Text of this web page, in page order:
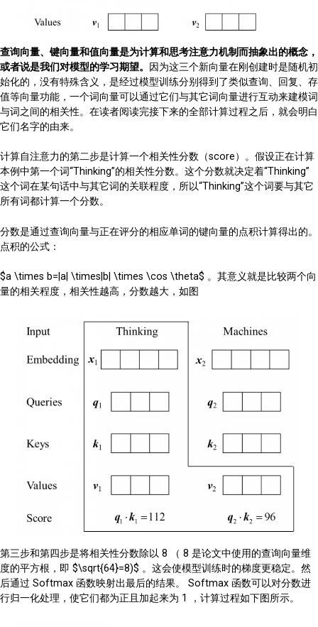
查询向量、键向量和值向量是为计算和思考注意力机制而抽象出的概念，
或者说是我们对模型的学习期望。 因为这三个新向量在刚创建时是随机初
始化的，没有特殊含义，是经过模型训练分别得到了类似查询、回复、存
值等向量功能，一个词向量可以通过它们与其它词向量进行互动来建模词
与词之间的相关性。在读者阅读完接下来的全部计算过程之后，就会明白
它们名字的由来。
计算自注意力的第二步是计算一个相关性分数（score）。假设正在计算
本例中第一个词“Thinking”的相关性分数。这个分数就决定着“Thinking”
这个词在某句话中与其它词的关联程度，所以“Thinking”这个词要与其它
所有词都计算一个分数。
分数是通过查询向量与正在评分的相应单词的键向量的点积计算得出的。
点积的公式：
$a \times b=|a| \times|b| \times \cos \theta$ 。其意义就是比较两个向
量的相关程度，相关性越高，分数越大，如图
第三步和第四步是将相关性分数除以 8 （ 8 是论文中使用的查询向量维
度的平方根，即 $\sqrt{64}=8)$ 。这会使模型训练时的梯度更稳定。然
后通过 Softmax 函数映射出最后的结果。 Softmax 函数可以对分数进
行归一化处理，使它们都为正且加起来为 1 ，计算过程如下图所示。